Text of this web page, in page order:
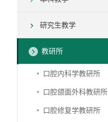
研究生教学
教研所
口腔内科学教研所
口腔颌面外科教研所
口腔修复学教研所